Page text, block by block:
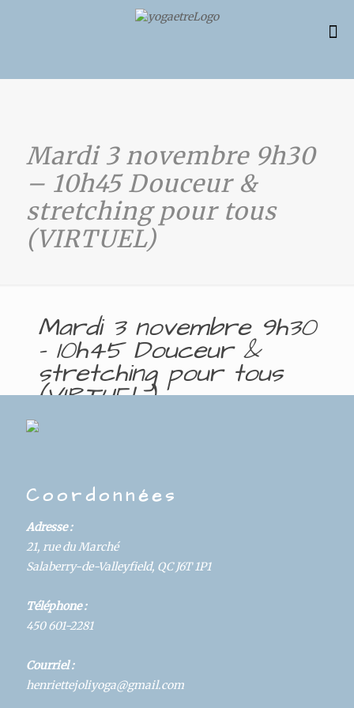
Mardi 3 novembre 9h30
– 10h45 Douceur &
stretching pour tous
(VIRTUEL)
Mardi 3 novembre 9h30
– 10h45 Douceur &
stretching pour tous
(VIRTUEL)
Details
Hosted By:
Start:
Category:
Cours
Coordonnées
Adresse :
21, rue du Marché
Salaberry-de-Valleyfield, QC J6T 1P1
Téléphone :
450 601-2281
Courriel :
henriettejoliyoga@gmail.com